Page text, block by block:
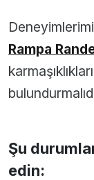
Rampa
Şu
edin: